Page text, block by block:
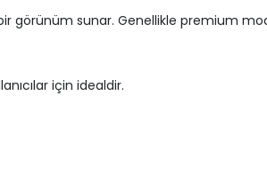
bir görünüm sunar. Genellikle premium
için idealdir.